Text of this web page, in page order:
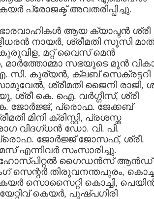
പ്രോജക്ട് അവതരിപ്പിച്ചു.
ആയ ക്യാപ്ടന്‍ ശ്രീ
നായര്‍, ശ്രീമതി സൂസി
കുരുവിള, മറ്റ് വൈസ് മെന്‍
മാര്‍ത്തോമ്മാ സഭയുടെ മുന്‍
സി. കുര്യന്‍, ക്ലബ് സെക്രട്ടറി
സാമുവേല്‍, ശ്രീമതി ജൈനി രാജി,
ശ്രീ കെ. ഐ. വര്‍ഗ്ഗീസ്, ശ്രീ
ജോര്‍ജ്ജ്, പ്രൊഫ. ജേക്കബ്
മിനി ക്രിസ്റ്റി, പ്രശസ്ത
വിദഗ്ധന്‍ ഡോ. വി. പി.
ജോര്‍ജ്ജ് ജോസഫ്, ശ്രീ.
എന്നിവര്‍ സംസാരിച്ചു.
ഹോസ്പിറ്റല്‍ ഗൈഡന്‍സ് ആന്‍ഡ്
സെന്റര്‍ തിരുവനന്തപുരം,
സൊസൈറ്റി കൊച്ചി,
കെയര്‍, പുഷ്പഗിരി